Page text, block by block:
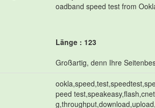
oadband speed test from
Länge : 123
Großartig, denn Ihre
peed